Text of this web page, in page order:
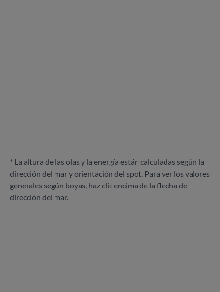
* La altura de las olas y la energía están calculadas según la
dirección del mar y orientación del spot. Para ver los valores
generales según boyas, haz clic encima de la flecha de
dirección del mar.